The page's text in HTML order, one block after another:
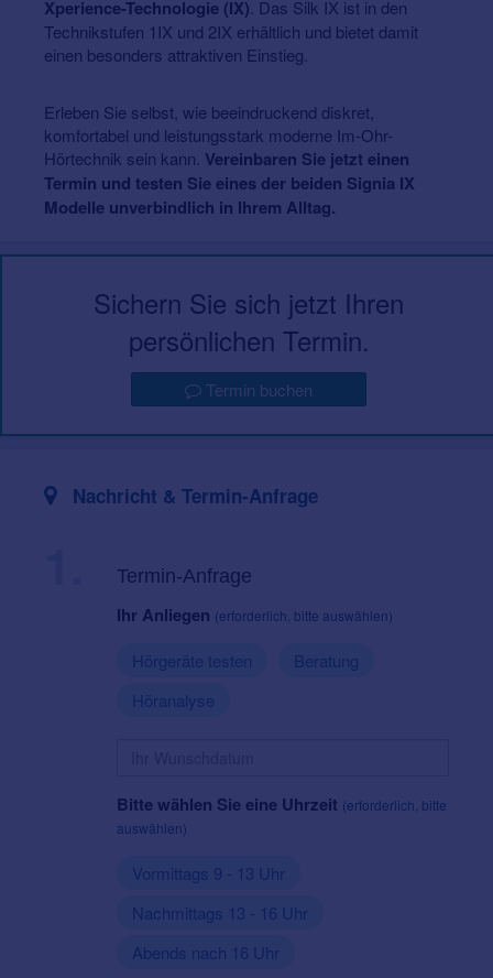
Xperience-Technologie (IX) . Das Silk IX ist in den
Technikstufen 1IX und 2IX erhältlich und bietet damit
einen besonders attraktiven Einstieg.
Erleben Sie selbst, wie beeindruckend diskret,
komfortabel und leistungsstark moderne Im-Ohr-
Hörtechnik sein kann. Vereinbaren Sie jetzt einen
Termin und testen Sie eines der beiden Signia IX
Modelle unverbindlich in Ihrem Alltag.
Sichern Sie sich jetzt Ihren
persönlichen Termin.
Termin buchen
Nachricht & Termin-Anfrage
Termin-Anfrage
Ihr Anliegen (erforderlich, bitte auswählen)
Hörgeräte testen
Beratung
Höranalyse
Bitte wählen Sie eine Uhrzeit (erforderlich, bitte
auswählen)
Vormittags 9 - 13 Uhr
Nachmittags 13 - 16 Uhr
Abends nach 16 Uhr